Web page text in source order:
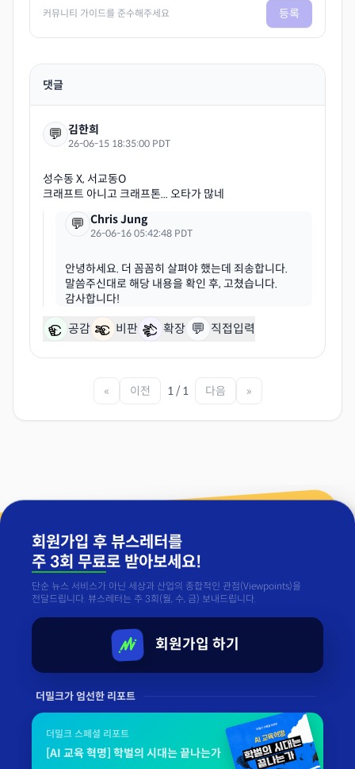
커뮤니티 가이드를 준수해주세요 등록
댓글
💬 김한희
26-06-15 18:35:00 PDT
성수동 X, 서교동O
💬 Chris Jung
26-06-16 05:42:48 PDT
안녕하세요. 더 꼼꼼히 살펴야 했는데 죄송합니다.
말씀주신대로 해당 내용을 확인 후, 고쳤습니다.
공감 비판 확장 💬 직접입력
« 이전 1 / 1 다음 »
회원가입 후 뷰스레터를
주 3회 무료로 받아보세요!
단순 뉴스 서비스가 아닌 세상과 산업의 종합적인 관점(Viewpoints)을
전달드립니다. 뷰스레터는 주 3회(월, 수, 금) 보내드립니다.
회원가입 하기
더밀크가 엄선한 리포트
더밀크 스페셜 리포트
[AI 교육 혁명] 학벌의 시대는 끝나는가